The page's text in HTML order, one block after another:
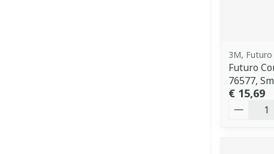
3M, Futuro
Futuro
76577,
€ 15,69